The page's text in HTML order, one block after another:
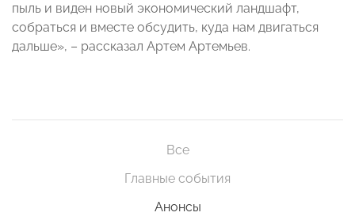
пыль и виден новый экономический ландшафт,
собраться и вместе обсудить, куда нам двигаться
дальше», – рассказал Артем Артемьев.
Все
Главные события
Анонсы